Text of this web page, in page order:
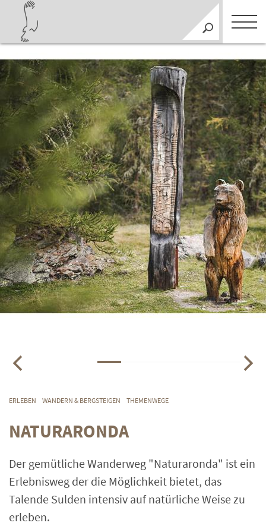
ERLEBEN WANDERN & BERGSTEIGEN THEMENWEGE
NATURARONDA
Der gemütliche Wanderweg "Naturaronda" ist ein
Erlebnisweg der die Möglichkeit bietet, das
Talende Sulden intensiv auf natürliche Weise zu
erleben.